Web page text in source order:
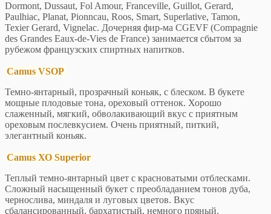
Dormont, Dussaut, Fol Amour, Franceville, Guillot, Gerard,
Paulhiac, Planat, Pionncau, Roos, Smart, Superlative, Tamon,
Texier Gerard, Vignelac. Дочерняя фир-ма CGEVF (Compagnie
des Grandes Eaux-de-Vies de France) занимается сбытом за
рубежом французских спиртных напитков.
Camus VSOP
Темно-янтарный, прозрачный коньяк, с блеском. В букете
мощные плодовые тона, ореховый оттенок. Хорошо
слаженный, мягкий, обволакивающий вкус с приятным
ореховым послевкусием. Очень приятный, питкий,
элегантный коньяк.
Camus ХО Superior
Теплый темно-янтарный цвет с красноватыми отблесками.
Сложный насыщенный букет с преобладанием тонов дуба,
чернослива, миндаля и луговых цветов. Вкус
сбалансированный, бархатистый, немного пряный.